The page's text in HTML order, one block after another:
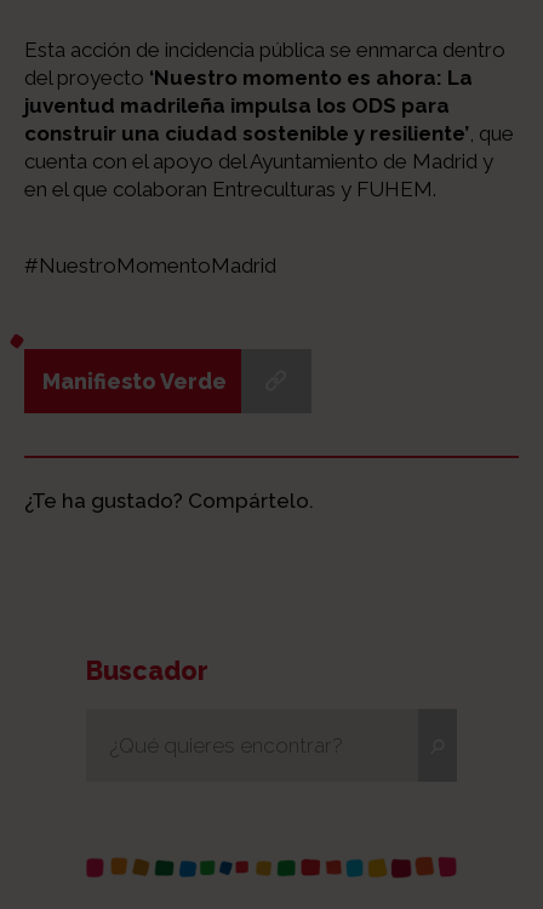
Esta acción de incidencia pública se enmarca dentro
del proyecto ‘Nuestro momento es ahora: La
juventud madrileña impulsa los ODS para
construir una ciudad sostenible y resiliente’, que
cuenta con el apoyo del Ayuntamiento de Madrid y
en el que colaboran Entreculturas y FUHEM.
#NuestroMomentoMadrid
Manifiesto Verde
¿Te ha gustado? Compártelo.
Buscador